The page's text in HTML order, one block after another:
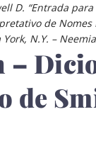
D. “Entrada para
de Nomes
N.Y. –
–
de